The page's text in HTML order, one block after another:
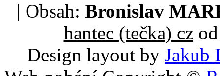
| Obsah: Bronislav
hantec (tečka) czod
Design layout by Jakub